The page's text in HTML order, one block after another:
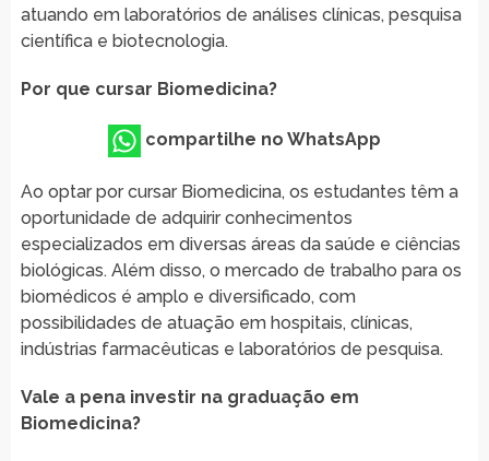
atuando em laboratórios de análises clínicas, pesquisa
científica e biotecnologia.
Por que cursar Biomedicina?
compartilhe no WhatsApp
Ao optar por cursar Biomedicina, os estudantes têm a
oportunidade de adquirir conhecimentos
especializados em diversas áreas da saúde e ciências
biológicas. Além disso, o mercado de trabalho para os
biomédicos é amplo e diversificado, com
possibilidades de atuação em hospitais, clínicas,
indústrias farmacêuticas e laboratórios de pesquisa.
Vale a pena investir na graduação em
Biomedicina?